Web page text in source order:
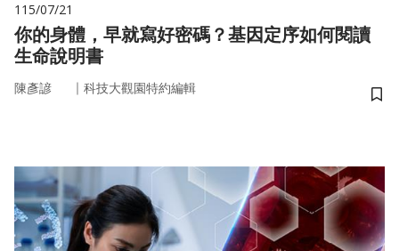
115/07/21
你的身體，早就寫好密碼？基因定序如何閱讀
生命說明書
陳彥諺 ｜ 科技大觀園特約編輯
儲